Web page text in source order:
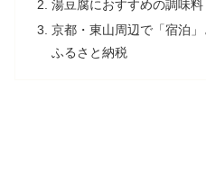
湯豆腐におすすめの調味料
京都・東山周辺で「宿泊
ふるさと納税